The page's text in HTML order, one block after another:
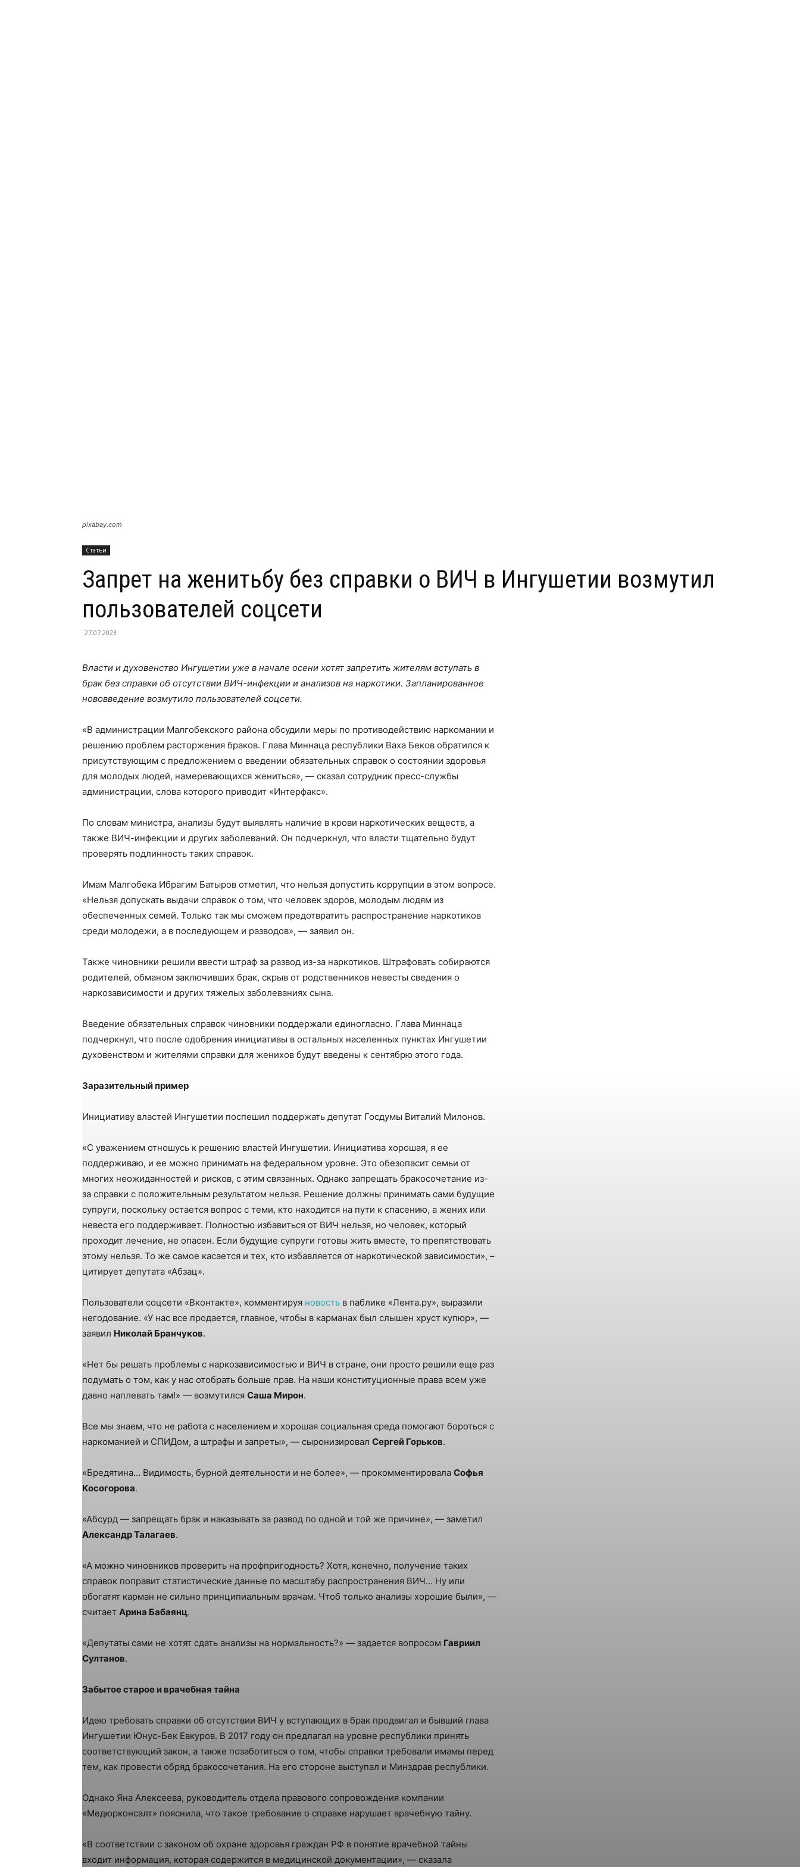
pixabay.com
Статьи
Запрет на женитьбу без справки о ВИЧ в Ингушетии возмутил
пользователей соцсети
27.07.2023
Власти и духовенство Ингушетии уже в начале осени хотят запретить жителям вступать в
брак без справки об отсутствии ВИЧ-инфекции и анализов на наркотики. Запланированное
нововведение возмутило пользователей соцсети.
«В администрации Малгобекского района обсудили меры по противодействию наркомании и
решению проблем расторжения браков. Глава Миннаца республики Ваха Беков обратился к
присутствующим с предложением о введении обязательных справок о состоянии здоровья
для молодых людей, намеревающихся жениться», — сказал сотрудник пресс-службы
администрации, слова которого приводит «Интерфакс».
По словам министра, анализы будут выявлять наличие в крови наркотических веществ, а
также ВИЧ-инфекции и других заболеваний. Он подчеркнул, что власти тщательно будут
проверять подлинность таких справок.
Имам Малгобека Ибрагим Батыров отметил, что нельзя допустить коррупции в этом вопросе.
«Нельзя допускать выдачи справок о том, что человек здоров, молодым людям из
обеспеченных семей. Только так мы сможем предотвратить распространение наркотиков
среди молодежи, а в последующем и разводов», — заявил он.
Также чиновники решили ввести штраф за развод из-за наркотиков. Штрафовать собираются
родителей, обманом заключивших брак, скрыв от родственников невесты сведения о
наркозависимости и других тяжелых заболеваниях сына.
Введение обязательных справок чиновники поддержали единогласно. Глава Миннаца
подчеркнул, что после одобрения инициативы в остальных населенных пунктах Ингушетии
духовенством и жителями справки для женихов будут введены к сентябрю этого года.
Заразительный пример
Инициативу властей Ингушетии поспешил поддержать депутат Госдумы Виталий Милонов.
«С уважением отношусь к решению властей Ингушетии. Инициатива хорошая, я ее
поддерживаю, и ее можно принимать на федеральном уровне. Это обезопасит семьи от
многих неожиданностей и рисков, с этим связанных. Однако запрещать бракосочетание из-
за справки с положительным результатом нельзя. Решение должны принимать сами будущие
супруги, поскольку остается вопрос с теми, кто находится на пути к спасению, а жених или
невеста его поддерживает. Полностью избавиться от ВИЧ нельзя, но человек, который
проходит лечение, не опасен. Если будущие супруги готовы жить вместе, то препятствовать
этому нельзя. То же самое касается и тех, кто избавляется от наркотической зависимости», –
цитирует депутата «Абзац».
Пользователи соцсети «Вконтакте», комментируя новость в паблике «Лента.ру», выразили
негодование. «У нас все продается, главное, чтобы в карманах был слышен хруст купюр», —
заявил Николай Бранчуков.
«Нет бы решать проблемы с наркозависимостью и ВИЧ в стране, они просто решили еще раз
подумать о том, как у нас отобрать больше прав. На наши конституционные права всем уже
давно наплевать там!» — возмутился Саша Мирон.
Все мы знаем, что не работа с населением и хорошая социальная среда помогают бороться с
наркоманией и СПИДом, а штрафы и запреты», — сыронизировал Сергей Горьков.
«Бредятина… Видимость, бурной деятельности и не более», — прокомментировала Софья
Косогорова.
«Абсурд — запрещать брак и наказывать за развод по одной и той же причине», — заметил
Александр Талагаев.
«А можно чиновников проверить на профпригодность? Хотя, конечно, получение таких
справок поправит статистические данные по масштабу распространения ВИЧ… Ну или
обогатят карман не сильно принципиальным врачам. Чтоб только анализы хорошие были», —
считает Арина Бабаянц.
«Депутаты сами не хотят сдать анализы на нормальность?» — задается вопросом Гавриил
Султанов.
Забытое старое и врачебная тайна
Идею требовать справки об отсутствии ВИЧ у вступающих в брак продвигал и бывший глава
Ингушетии Юнус-Бек Евкуров. В 2017 году он предлагал на уровне республики принять
соответствующий закон, а также позаботиться о том, чтобы справки требовали имамы перед
тем, как провести обряд бракосочетания. На его стороне выступал и Минздрав республики.
Однако Яна Алексеева, руководитель отдела правового сопровождения компании
«Медюрконсалт» пояснила, что такое требование о справке нарушает врачебную тайну.
«В соответствии с законом об охране здоровья граждан РФ в понятие врачебной тайны
входит информация, которая содержится в медицинской документации», — сказала